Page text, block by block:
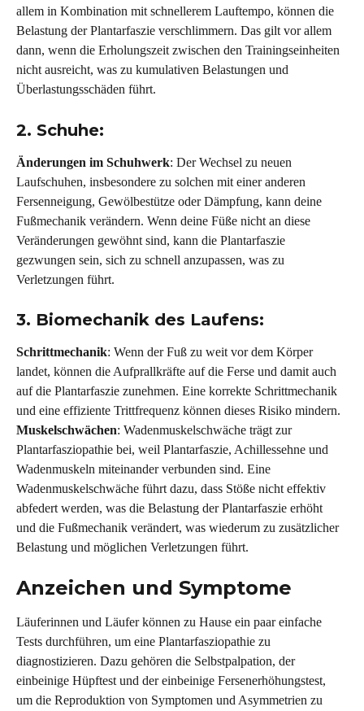
allem in Kombination mit schnellerem Lauftempo, können die
Belastung der Plantarfaszie verschlimmern. Das gilt vor allem
dann, wenn die Erholungszeit zwischen den Trainingseinheiten
nicht ausreicht, was zu kumulativen Belastungen und
Überlastungsschäden führt.
2. Schuhe:
Änderungen im Schuhwerk: Der Wechsel zu neuen
Laufschuhen, insbesondere zu solchen mit einer anderen
Fersenneigung, Gewölbestütze oder Dämpfung, kann deine
Fußmechanik verändern. Wenn deine Füße nicht an diese
Veränderungen gewöhnt sind, kann die Plantarfaszie
gezwungen sein, sich zu schnell anzupassen, was zu
Verletzungen führt.
3. Biomechanik des Laufens:
Schrittmechanik: Wenn der Fuß zu weit vor dem Körper
landet, können die Aufprallkräfte auf die Ferse und damit auch
auf die Plantarfaszie zunehmen. Eine korrekte Schrittmechanik
und eine effiziente Trittfrequenz können dieses Risiko mindern.
Muskelschwächen: Wadenmuskelschwäche trägt zur
Plantarfasziopathie bei, weil Plantarfaszie, Achillessehne und
Wadenmuskeln miteinander verbunden sind. Eine
Wadenmuskelschwäche führt dazu, dass Stöße nicht effektiv
abfedert werden, was die Belastung der Plantarfaszie erhöht
und die Fußmechanik verändert, was wiederum zu zusätzlicher
Belastung und möglichen Verletzungen führt.
Anzeichen und Symptome
Läuferinnen und Läufer können zu Hause ein paar einfache
Tests durchführen, um eine Plantarfasziopathie zu
diagnostizieren. Dazu gehören die Selbstpalpation, der
einbeinige Hüpftest und der einbeinige Fersenerhöhungstest,
um die Reproduktion von Symptomen und Asymmetrien zu